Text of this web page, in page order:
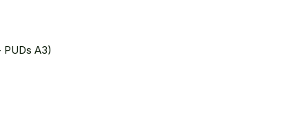
PUDs A3)